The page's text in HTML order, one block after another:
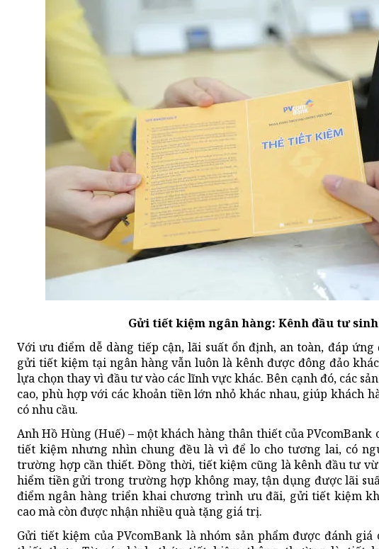
Gửi tiết kiệm ngân hàng: Kênh đầu tư
Với ưu điểm dễ dàng tiếp cận, lãi suất ổn định, an toàn, đáp
gửi tiết kiệm tại ngân hàng vẫn luôn là kênh được đông đảo
lựa chọn thay vì đầu tư vào các lĩnh vực khác. Bên cạnh đó, các
cao, phù hợp với các khoản tiền lớn nhỏ khác nhau, giúp khách
có nhu cầu.
Anh Hồ Hùng (Huế) – một khách hàng thân thiết của
tiết kiệm nhưng nhìn chung đều là vì để lo cho tương lai, có
trường hợp cần thiết. Đồng thời, tiết kiệm cũng là kênh đầu tư
hiểm tiền gửi trong trường hợp không may, tận dụng được lãi
điểm ngân hàng triển khai chương trình ưu đãi, gửi tiết kiệm
cao mà còn được nhận nhiều quà tặng giá trị.
Gửi tiết kiệm của PVcomBank là nhóm sản phẩm được đánh